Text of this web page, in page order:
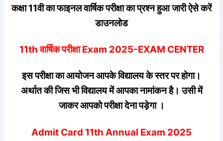
कक्षा 11वी का फाइनल वार्षिक परीक्षा का प्रश्न हुआ जारी ऐसे करें
डाउनलोड
11th वार्षिक परीक्षा Exam 2025-EXAM CENTER
इस परीक्षा का आयोजन आपके विद्यालय के स्तर पर होगा।
अर्थात की जिस भी विद्यालय में आपका नामांकन है। उसी में
जाकर आपको परीक्षा देना पड़ेगा ।
Admit Card 11th Annual Exam 2025